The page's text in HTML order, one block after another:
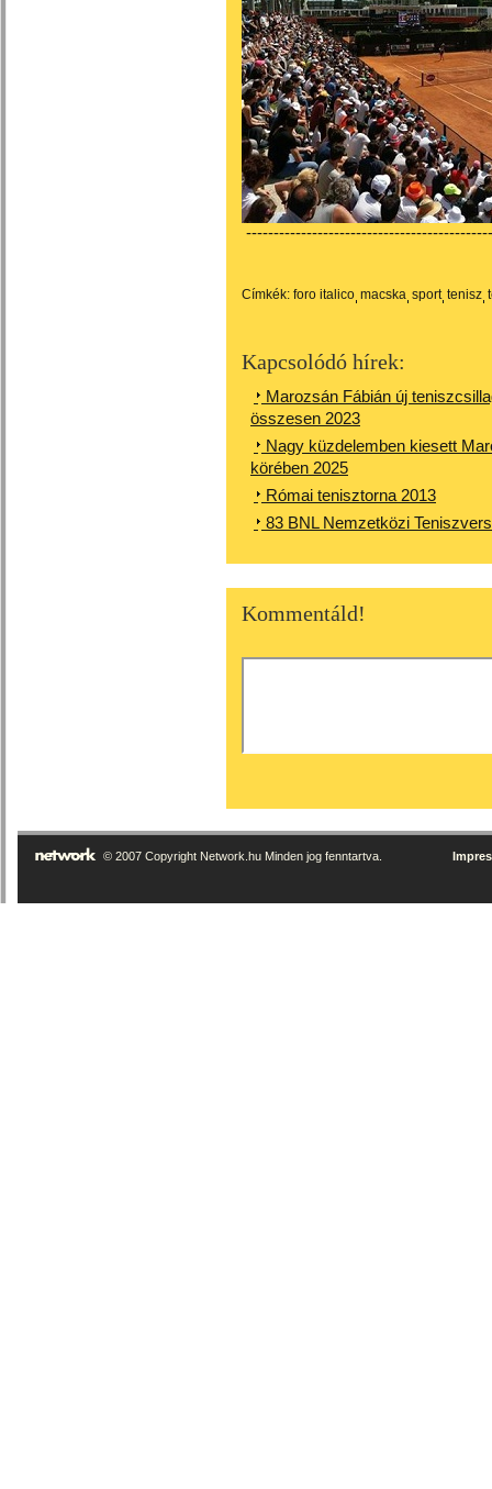
Címkék: foro italico macska sport tenisz
Kapcsolódó hírek:
Marozsán Fábián új
összesen 2023
Nagy küzdelemben kiesett
körében 2025
Római tenisztorna 2013
83 BNL Nemzetközi
Kommentáld!
© 2007 Copyright Network.hu Minden jog fenntartva.